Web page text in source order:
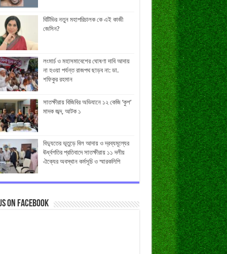
বিটিভির নতুন মহাপরিচালক কে এই কাজী
জেসিন?
লংমার্চ ও মহাসমাবেশের ঘোষণা দাবি আদায়
না হওয়া পর্যন্ত রাজপথ ছাড়ব না: ডা.
শফিকুর রহমান
সাতক্ষীরায় বিজিবির অভিযানে ১২ কেজি ‘কুশ’
মাদক জব্দ, আটক ১
বিদ্যুতের ভূতুড়ে বিল আদায় ও দ্রব্যমূল্যের
ঊর্ধ্বগতির প্রতিবাদে সাতক্ষীরায় ১১ দলীয়
ঐক্যের অবস্থান কর্মসূচি ও স্মারকলিপি
on Facebook